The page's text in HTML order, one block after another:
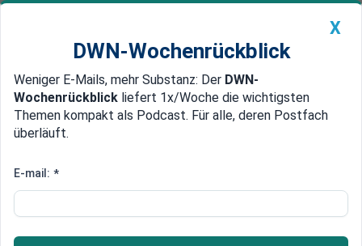
Newsticker MEIN DWN: Geldanlage Premium
Edelmetalle DWN-Magazin China
Billiganbieter: Temu, Shein und
Rekordwert
X
DWN-Wochenrückblick
Weniger E-Mails, mehr Substanz: Der DWN-
Wochenrückblick liefert 1x/Woche die wichtigsten
Themen kompakt als Podcast. Für alle, deren Postfach
überläuft.
E-mail: *